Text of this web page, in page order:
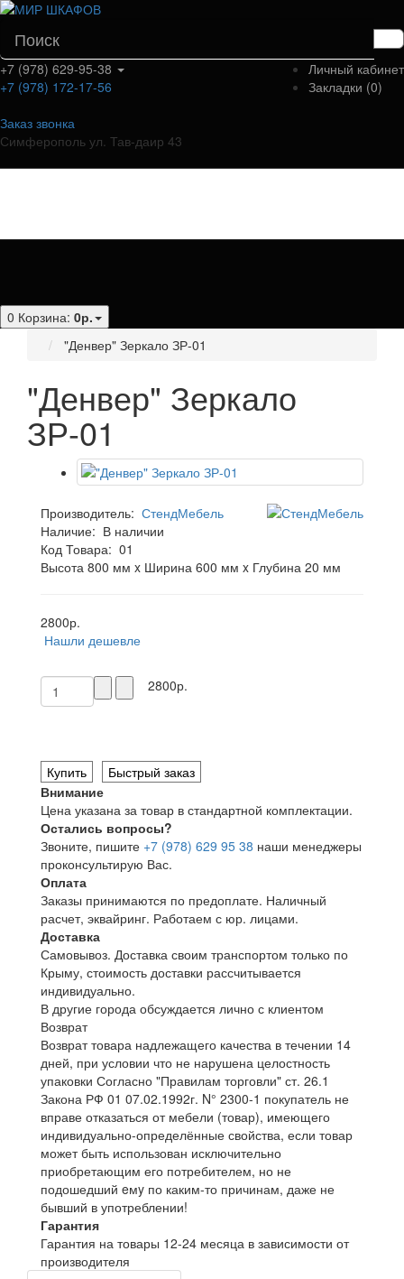
Личный кабинет
Закладки (0)
+7 (978) 629-95-38
+7 (978) 172-17-56
Заказ звонка
Симферополь ул. Тав-даир 43
0 Корзина: 0р.
"Денвер" Зеркало ЗР-01
"Денвер" Зеркало
ЗР-01
Производитель: СтендМебель
Наличие: В наличии
Код Товара: 01
Высота 800 мм x Ширина 600 мм x Глубина 20 мм
2800р.
Нашли дешевле
2800р.
Купить
Быстрый заказ
Внимание
Цена указана за товар в стандартной комплектации.
Остались вопросы?
Звоните, пишите +7 (978) 629 95 38 наши менеджеры
проконсультирую Вас.
Оплата
Заказы принимаются по предоплате. Наличный
расчет, эквайринг. Работаем с юр. лицами.
Доставка
Самовывоз. Доставка своим транспортом только по
Крыму, стоимость доставки рассчитывается
индивидуально.
В другие города обсуждается лично с клиентом
Возврат
Возврат товара надлежащего качества в течении 14
дней, при условии что не нарушена целостность
упаковки Согласно "Правилам торговли" ст. 26.1
Закона РФ 01 07.02.1992г. N° 2300-1 покупатель не
вправе отказаться от мебели (товар), имеющего
индивидуально-определённые свойства, если товар
может быть использован исключительно
приобретающим его потребителем, но не
подошедший eмy по каким-то причинам, даже не
бывший в употреблении!
Гарантия
Гарантия на товары 12-24 месяца в зависимости от
производителя